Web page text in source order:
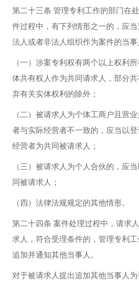
第二十三条 管理专利工作的部门在
件过程中，有下列情形之一的，应当
法人或者非法人组织作为案件的当事
（一）涉案专利权有两个以上权利
体共有权人作为共同请求人，部分
弃有关实体权利的除外；
（二）被请求人为个体工商户且营
者与实际经营者不一致的，应当以
经营者为共同被请求人；
（三）被请求人为个人合伙的，应
同被请求人；
（四）法律法规规定的其他情形。
第二十四条 案件处理过程中，请求
求人，符合受理条件的，管理专利
追加并通知其他当事人。
对于被请求人提出追加其他当事人